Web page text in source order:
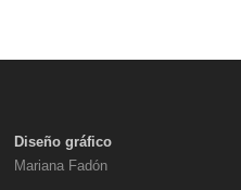
Diseño gráfico
Mariana Fadón